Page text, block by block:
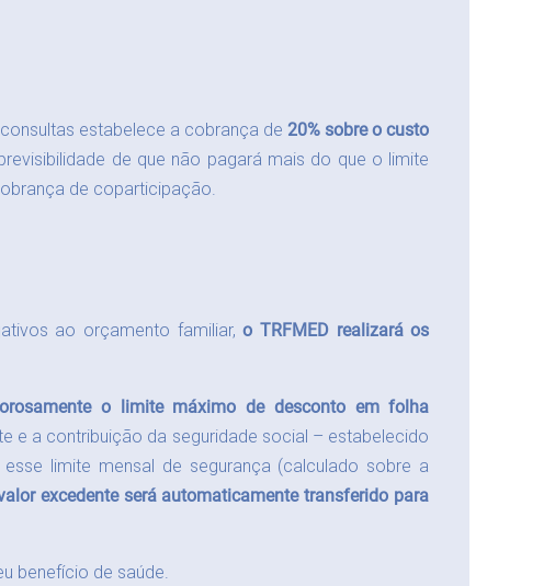
estabelece a cobrança de20% sobre o custo
de que não pagará mais do que o limite
de coparticipação.
ao orçamento familiar,o TRFMED realizará os
o limite máximo de desconto em folha
e a contribuição da seguridade social – estabelecido
limite mensal de segurança (calculado sobre a
excedente será automaticamente transferido para
benefício de saúde.